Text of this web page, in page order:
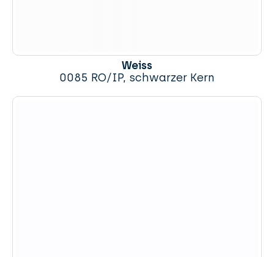
Weiss
0085 RO/IP, schwarzer Kern